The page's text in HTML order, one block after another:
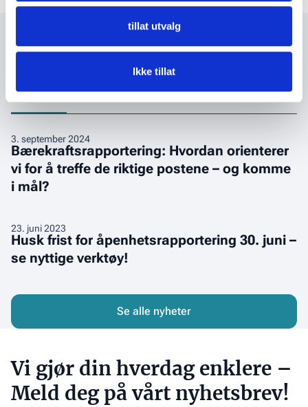
tillat utvalg
Ikke tillat
Relevant innhold
Nyheter Opptak
3. september 2024
Bærekraftsrapportering: Hvordan orienterer
vi for å treffe de riktige postene – og komme
i mål?
Bærekraftsrapportering:
Hvordan
orienterer
vi
treffe
de
riktige
–
og
mål?
23. juni 2023
Husk frist for åpenhetsrapportering 30. juni –
se nyttige verktøy!
Husk
frist
for
30.
–
nyttige
verktøy!
Se alle nyheter
Vi gjør din hverdag enklere –
Meld deg på vårt nyhetsbrev!